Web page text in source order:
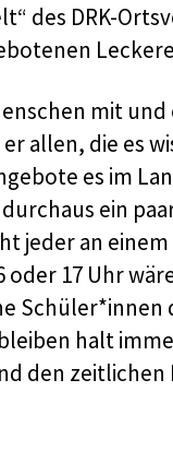
des DRK-
mit
allen, die es
es im
ein
jeder an
oder 17 Uhr
halt
den zeitlichen